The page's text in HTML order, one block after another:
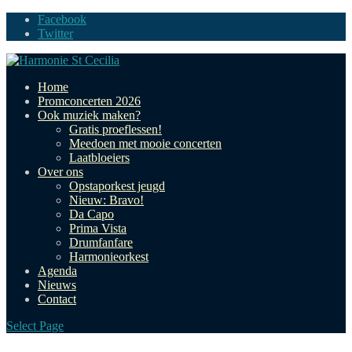
Facebook
Twitter
Home
Promconcerten 2026
Ook muziek maken?
Gratis proeflessen!
Meedoen met mooie concerten
Laatbloeiers
Over ons
Opstaporkest jeugd
Nieuw: Bravo!
Da Capo
Prima Vista
Drumfanfare
Harmonieorkest
Agenda
Nieuws
Contact
Select Page